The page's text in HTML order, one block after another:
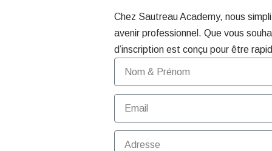
Chez Sautreau Academy, nous
avenir professionnel. Que vous
d’inscription est conçu pour être